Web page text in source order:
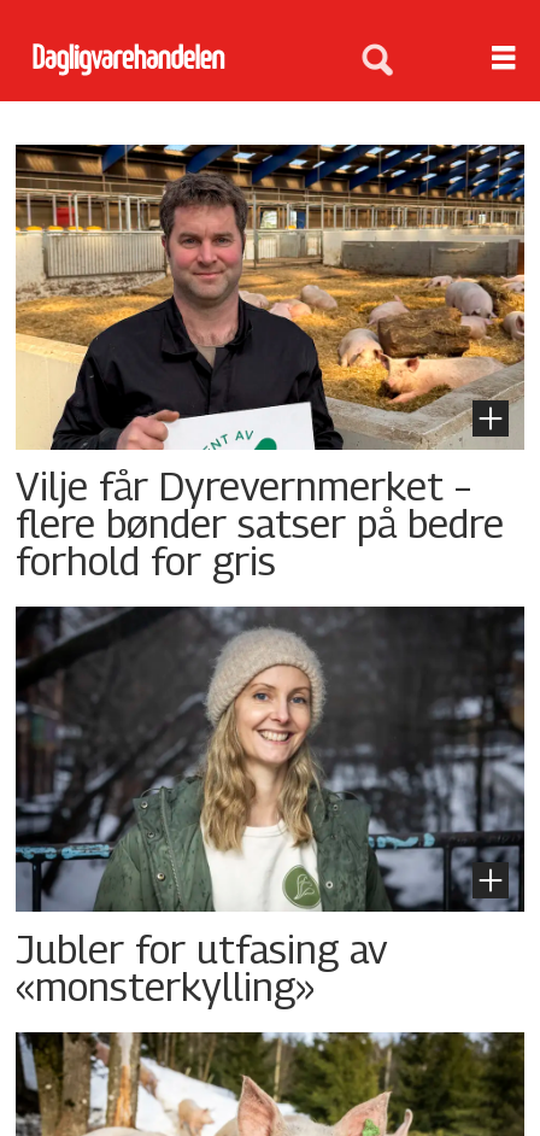
Tag:
dyrevernalliansen
Vilje får Dyrevernmerket –
flere bønder satser på bedre
forhold for gris
Jubler for utfasing av
«monsterkylling»